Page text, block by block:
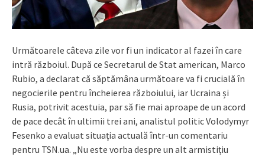
Următoarele câteva zile vor fi un indicator al fazei în care
intră războiul. După ce Secretarul de Stat american, Marco
Rubio, a declarat că săptămâna următoare va fi crucială în
negocierile pentru încheierea războiului, iar Ucraina și
Rusia, potrivit acestuia, par să fie mai aproape de un acord
de pace decât în ultimii trei ani, analistul politic Volodymyr
Fesenko a evaluat situația actuală într-un comentariu
pentru TSN.ua. „Nu este vorba despre un alt armistițiu